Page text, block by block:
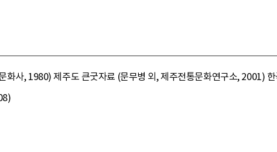
화사, 1980) 제주도 큰굿자료 (문무병 외, 제주전통문화연구소, 2001)